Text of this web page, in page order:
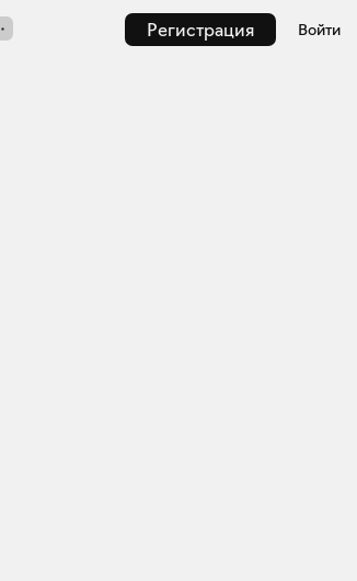
Регистрация Войти